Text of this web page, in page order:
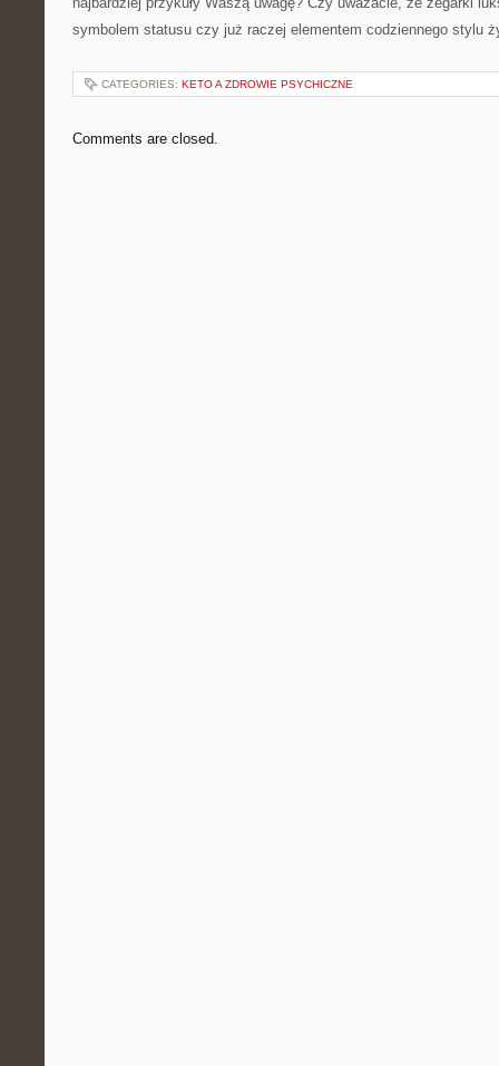
symbolem statusu czy już raczej elementem codziennego stylu
CATEGORIES: KETO A ZDROWIE PSYCHICZNE
Comments are closed.